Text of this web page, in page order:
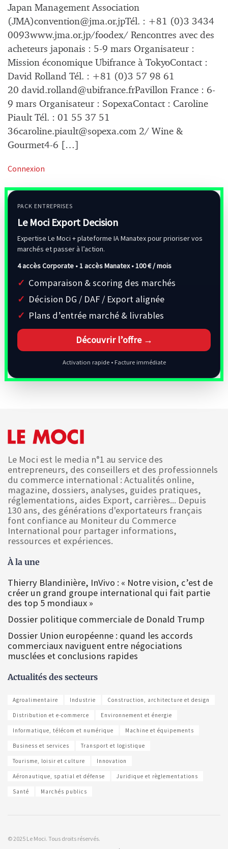
Japan Management Association
(JMA)convention@jma.or.jpTél. : +81 (0)3 3434
0093www.jma.or.jp/foodex/ Rencontres avec des
acheteurs japonais : 5-9 mars Organisateur :
Mission économique Ubifrance à TokyoContact :
David Rolland Tél. : +81 (0)3 57 98 61
20 david.rolland@ubifrance.frPavillon France : 6-
9 mars Organisateur : SopexaContact : Caroline
Piault Tél. : 01 55 37 51
36caroline.piault@sopexa.com 2/ Wine &
Gourmet4-6 […]
Connexion
PACK ENTREPRISES
Le Moci Export Decision
Expertise Le Moci + plateforme IA Manatex pour prioriser vos
marchés et passer à l’action.
4 accès Corporate • 1 accès Manatex •100 € / mois
Comparaison & scoring des marchés
Décision DG / DAF / Export alignée
Plans d’entrée marché & livrables
Découvrir l’offre →
Activation rapide • Facture immédiate
Le Moci est le media n°1 au service des
entrepreneurs, des conseillers et des professionnels
du commerce international : Actualités online,
magazine, dossiers, analyses, guides pratiques,
réglementations, aides Export, carrières... Depuis
130 ans, des générations d'exportateurs français
font confiance au Moniteur du Commerce
International pour partager informations,
ressources et expériences.
À la une
Thierry Blandinière, InVivo : « Notre vision, c’est de
créer un grand groupe international qui fait partie
des top 5 mondiaux »
Dossier politique commerciale de Donald Trump
Dossier Union européenne : quand les accords
commerciaux naviguent entre négociations
musclées et conclusions rapides
Actualités des secteurs
Agroalimentaire Industrie Construction, architecture et design
Distribution et e-commerce Environnement et énergie
Informatique, télécom et numérique Machine et équipements
Business et services Transport et logistique
Tourisme, loisir et culture Innovation
Aéronautique, spatial et défense Juridique et règlementations
Santé Marchés publics
© 2025 Le Moci. Tous droits réservés.